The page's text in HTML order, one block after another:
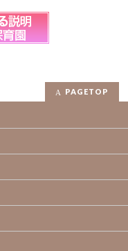
PAGETOP